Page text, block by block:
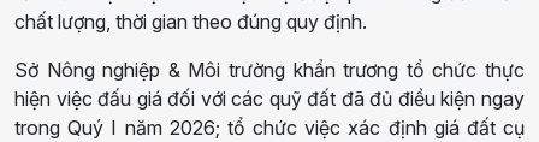
chất lượng, thời gian theo đúng quy định.
Sở Nông nghiệp & Môi trường khẩn trương tổ chức thực
hiện việc đấu giá đối với các quỹ đất đã đủ điều kiện ngay
trong Quý I năm 2026; tổ chức việc xác định giá đất cụ